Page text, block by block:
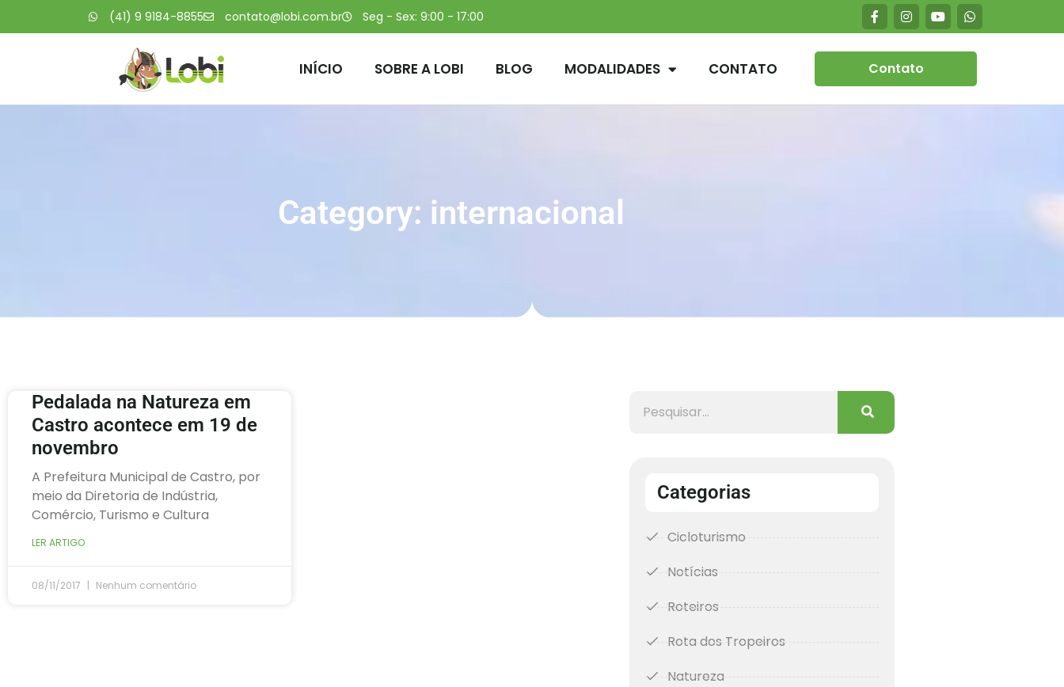
(41) 9 9184-8855 contato@lobi.com.br Seg - Sex: 9:00 - 17:00
INÍCIO SOBRE A LOBI BLOG MODALIDADES CONTATO Contato
Category: internacional
Pedalada na Natureza em
Castro acontece em 19 de
novembro
A Prefeitura Municipal de Castro, por
meio da Diretoria de Indústria,
Comércio, Turismo e Cultura
LER ARTIGO
08/11/2017 Nenhum comentário
Categorias
Cicloturismo
Notícias
Roteiros
Rota dos Tropeiros
Natureza